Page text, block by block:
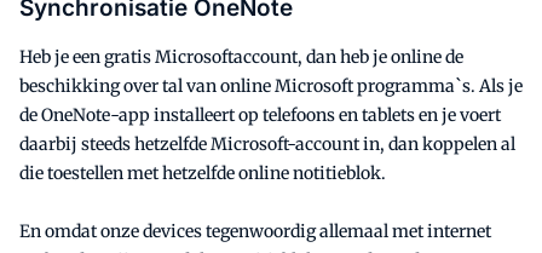
Synchronisatie OneNote
Heb je een gratis Microsoftaccount, dan heb je online de
beschikking over tal van online Microsoft programma`s. Als je
de OneNote-app installeert op telefoons en tablets en je voert
daarbij steeds hetzelfde Microsoft-account in, dan koppelen al
die toestellen met hetzelfde online notitieblok.
En omdat onze devices tegenwoordig allemaal met internet